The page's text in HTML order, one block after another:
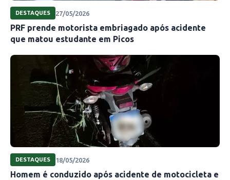
DESTAQUES 27/05/2026
PRF prende motorista embriagado após acidente
que matou estudante em Picos
DESTAQUES 18/05/2026
Homem é conduzido após acidente de motocicleta e